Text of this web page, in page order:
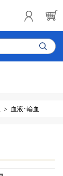
血液･輸血